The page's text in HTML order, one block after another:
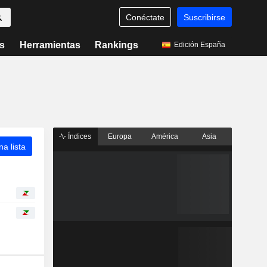
Conéctate Suscribirse
Herramientas Rankings Edición España
lista
Índices Europa América Asia